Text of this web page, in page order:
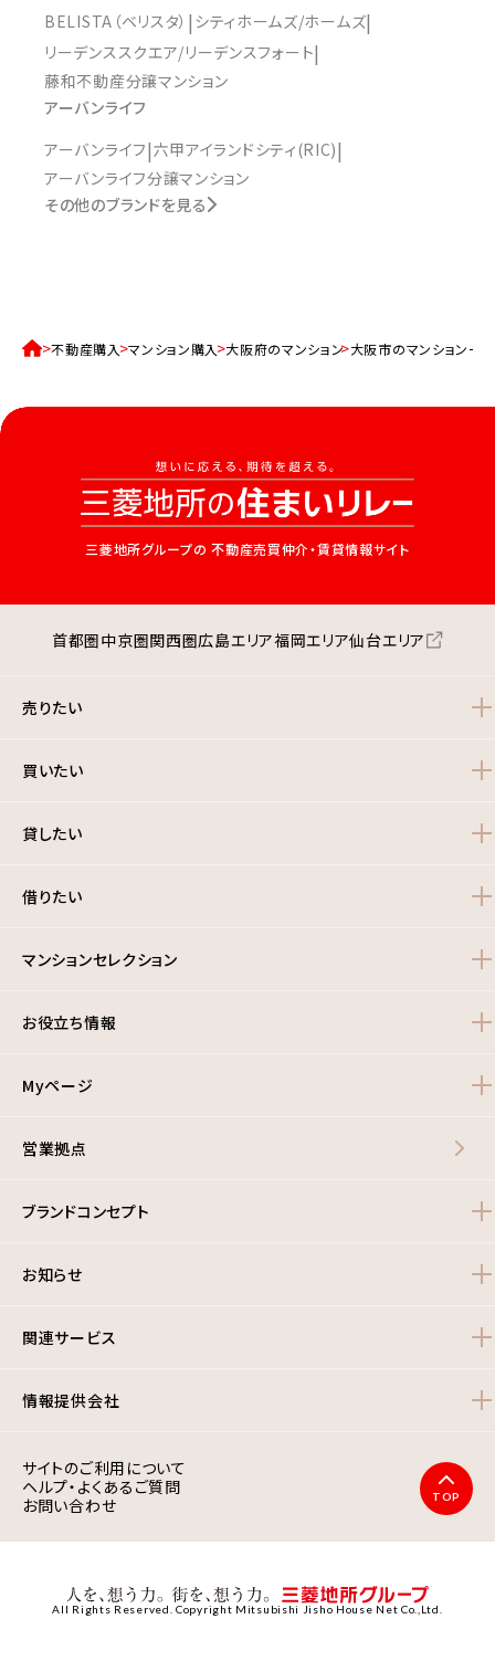
BELISTA（ベリスタ） シティホームズ/ホームズ
リーデンススクエア/リーデンスフォート
藤和不動産分譲マンション
アーバンライフ
アーバンライフ 六甲アイランドシティ(RIC)
アーバンライフ分譲マンション
その他のブランドを見る
不動産購入 マンション購入 大阪府のマンション 大阪市のマンション一
三菱地所グループの 不動産売買仲介・賃貸情報サイト
首都圏中京圏関西圏広島エリア福岡エリア仙台エリア
売りたい
買いたい
貸したい
借りたい
マンションセレクション
お役立ち情報
Myページ
営業拠点
ブランドコンセプト
お知らせ
関連サービス
情報提供会社
サイトのご利用について
ヘルプ・よくあるご質問
お問い合わせ
TOP
All Rights Reserved. Copyright Mitsubishi Jisho House Net Co.,Ltd.